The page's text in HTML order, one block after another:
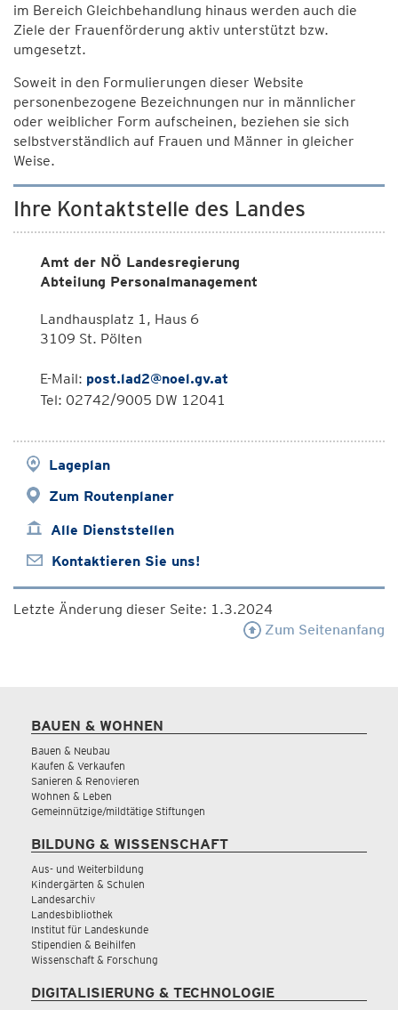
im Bereich Gleichbehandlung hinaus werden auch die
Ziele der Frauenförderung aktiv unterstützt bzw.
umgesetzt.
Soweit in den Formulierungen dieser Website
personenbezogene Bezeichnungen nur in männlicher
oder weiblicher Form aufscheinen, beziehen sie sich
selbstverständlich auf Frauen und Männer in gleicher
Weise.
Ihre Kontaktstelle des Landes
Amt der NÖ Landesregierung
Abteilung Personalmanagement
Landhausplatz 1, Haus 6
3109 St. Pölten
E-Mail: post.lad2@noel.gv.at
Tel: 02742/9005 DW 12041
Lageplan
Zum Routenplaner
Alle Dienststellen
Kontaktieren Sie uns!
Letzte Änderung dieser Seite: 1.3.2024
Zum Seitenanfang
BAUEN & WOHNEN
Bauen & Neubau
Kaufen & Verkaufen
Sanieren & Renovieren
Wohnen & Leben
Gemeinnützige/mildtätige Stiftungen
BILDUNG & WISSENSCHAFT
Aus- und Weiterbildung
Kindergärten & Schulen
Landesarchiv
Landesbibliothek
Institut für Landeskunde
Stipendien & Beihilfen
Wissenschaft & Forschung
DIGITALISIERUNG & TECHNOLOGIE